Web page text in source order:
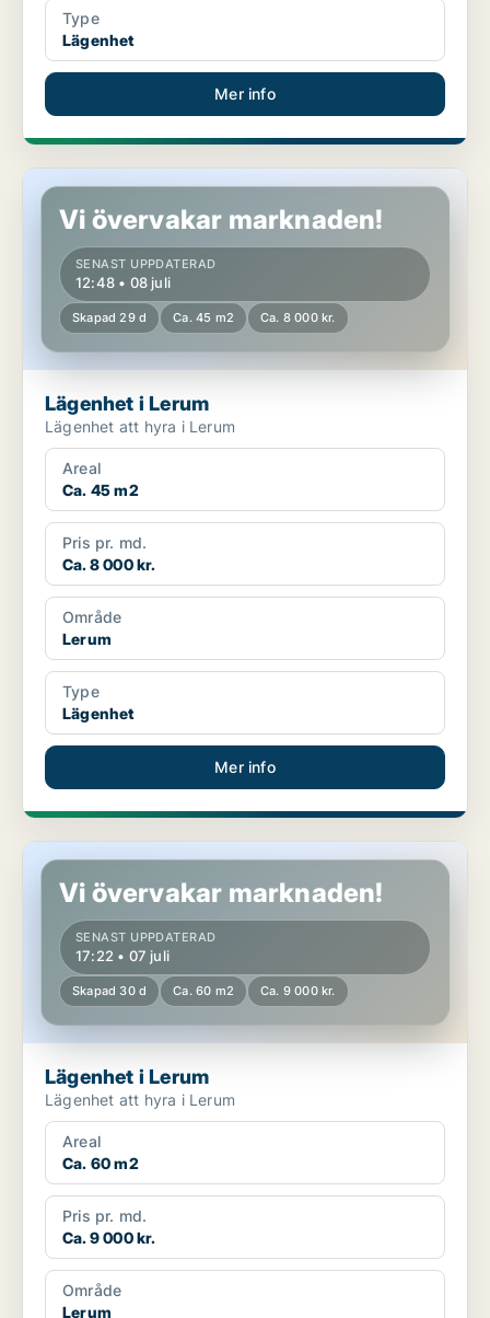
Type
Lägenhet
Mer info
Lägenhet i Lerum
Vi övervakar marknaden!
SENAST UPPDATERAD
12:48 • 08 juli
Skapad 29 d Ca. 45 m2 Ca. 8 000 kr.
Lägenhet i Lerum
Lägenhet att hyra i Lerum
Areal
Ca. 45 m2
Pris pr. md.
Ca. 8 000 kr.
Område
Lerum
Type
Lägenhet
Mer info
Lägenhet i Lerum
Vi övervakar marknaden!
SENAST UPPDATERAD
17:22 • 07 juli
Skapad 30 d Ca. 60 m2 Ca. 9 000 kr.
Lägenhet i Lerum
Lägenhet att hyra i Lerum
Areal
Ca. 60 m2
Pris pr. md.
Ca. 9 000 kr.
Område
Lerum